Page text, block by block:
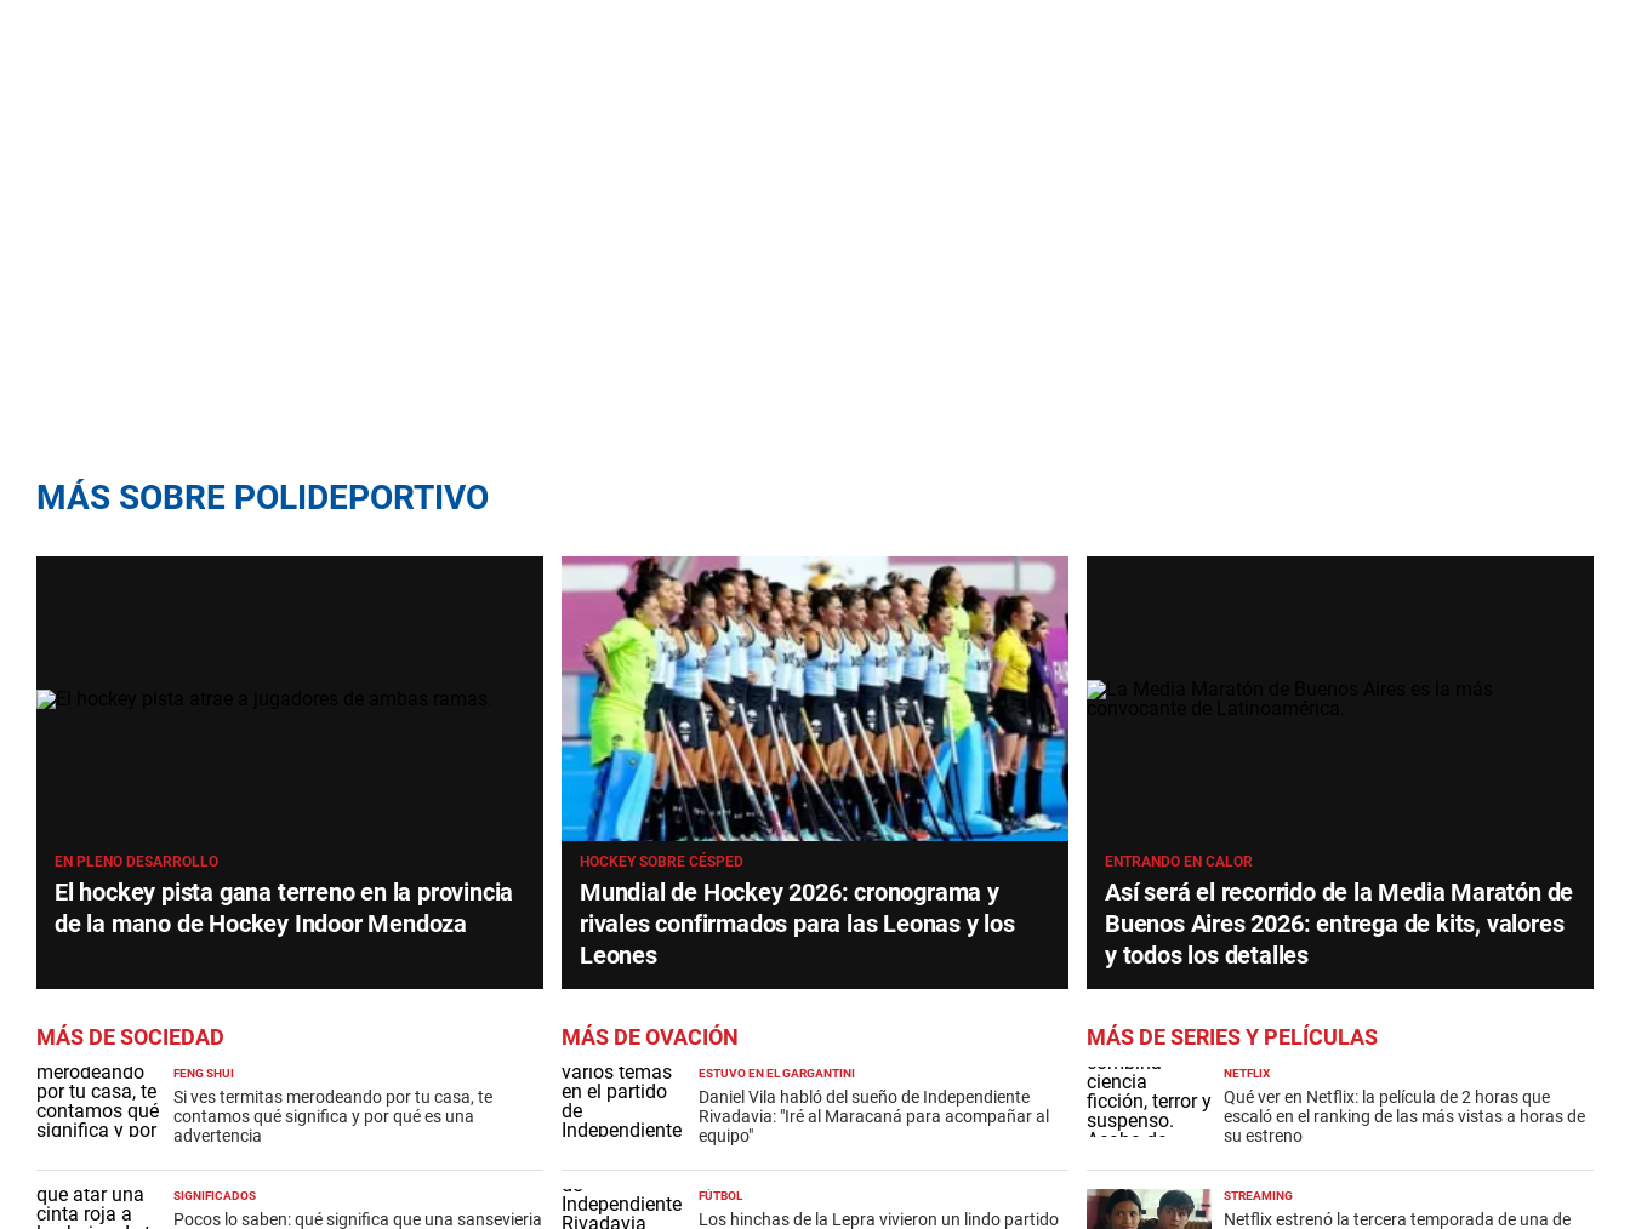
MÁS SOBRE POLIDEPORTIVO
EN PLENO DESARROLLO
El hockey pista gana terreno en la provincia
de la mano de Hockey Indoor Mendoza
HOCKEY SOBRE CÉSPED
Mundial de Hockey 2026: cronograma y
rivales confirmados para las Leonas y los
Leones
ENTRANDO EN CALOR
Así será el recorrido de la Media Maratón de
Buenos Aires 2026: entrega de kits, valores
y todos los detalles
MÁS DE SOCIEDAD
FENG SHUI
Si ves termitas merodeando por tu casa, te
contamos qué significa y por qué es una
advertencia
SIGNIFICADOS
Pocos lo saben: qué significa que una sansevieria
MÁS DE OVACIÓN
ESTUVO EN EL GARGANTINI
Daniel Vila habló del sueño de Independiente
Rivadavia: "Iré al Maracaná para acompañar al
equipo"
FÚTBOL
Los hinchas de la Lepra vivieron un lindo partido
MÁS DE SERIES Y PELÍCULAS
NETFLIX
Qué ver en Netflix: la película de 2 horas que
escaló en el ranking de las más vistas a horas de
su estreno
STREAMING
Netflix estrenó la tercera temporada de una de